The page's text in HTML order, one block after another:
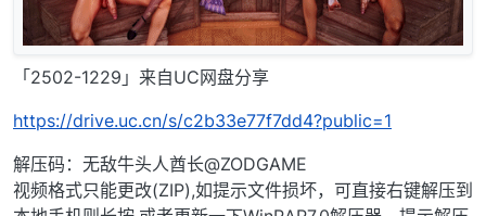
「2502-1229」来自UC网盘分享
https://drive.uc.cn/s/c2b33e77f7dd4?public=1
解压码：无敌牛头人酋长@ZODGAME
视频格式只能更改(ZIP),如提示文件损坏，可直接右键解压到